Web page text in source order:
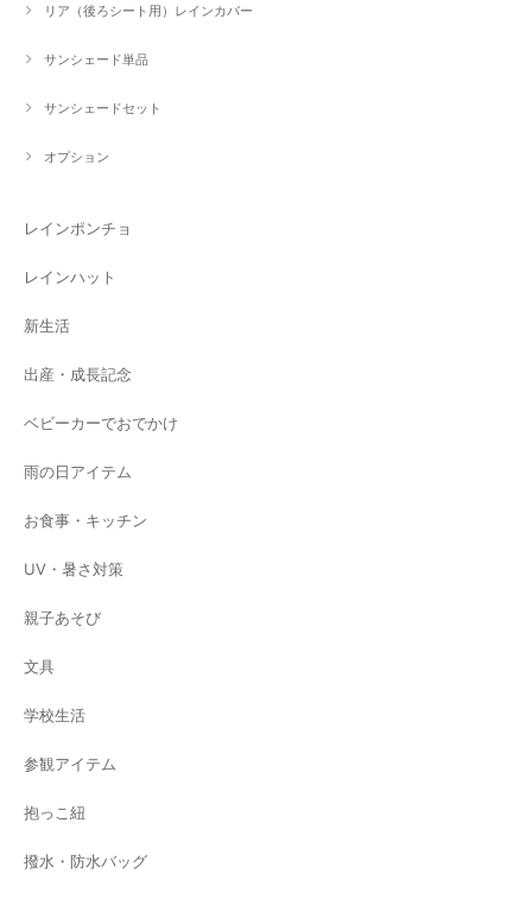
リア（後ろシート用）レインカバー
サンシェード単品
サンシェードセット
オプション
レインポンチョ
レインハット
新生活
出産・成長記念
ベビーカーでおでかけ
雨の日アイテム
お食事・キッチン
UV・暑さ対策
親子あそび
文具
学校生活
参観アイテム
抱っこ紐
撥水・防水バッグ